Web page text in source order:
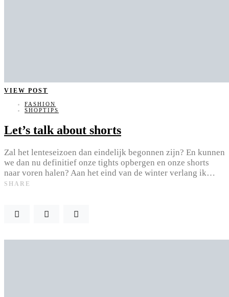
VIEW POST
FASHION
SHOPTIPS
Let’s talk about shorts
Zal het lenteseizoen dan eindelijk begonnen zijn? En kunnen
we dan nu definitief onze tights opbergen en onze shorts
naar voren halen? Aan het eind van de winter verlang ik…
SHARE